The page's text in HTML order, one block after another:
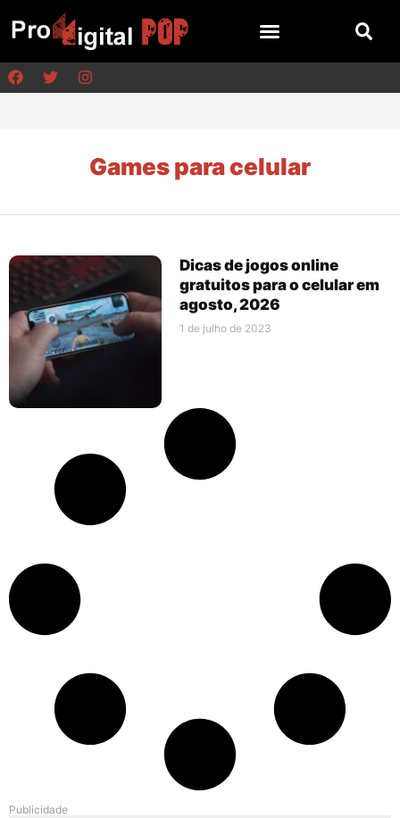
Games para celular
Dicas de jogos online
gratuitos para o celular em
agosto, 2026
1 de julho de 2023
Publicidade